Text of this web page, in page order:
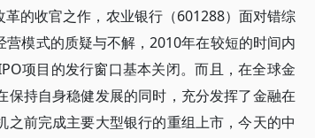
的收官之作，农业银行（601288）面对错综
模式的质疑与不解，2010年在较短的时间内
项目的发行窗口基本关闭。而且，在全球金
持自身稳健发展的同时，充分发挥了金融在
前完成主要大型银行的重组上市，今天的中